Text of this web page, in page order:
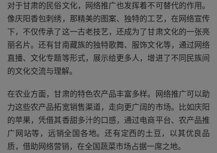
对于甘肃的民俗文化，网络推广也发挥着不可替代的作用。
像庆阳香包刺绣，那精美的图案、独特的工艺，在网络宣传
下，不仅传承了这一古老技艺，还成为了甘肃文化的一张亮
丽名片。还有甘南藏族的独特歌舞、服饰文化等，通过网络
直播、文化专题等形式，展示给更多人，增进了不同民族间
的文化交流与理解。
在农业方面，甘肃的特色农产品丰富多样。网络推广可以助
力这些农产品拓宽销售渠道，走向更广阔的市场。比如庆阳
的苹果，凭借其香甜多汁的口感，通过电商平台、农产品推
广网站等，远销全国各地。还有定西的土豆，以其优良品
质，借助网络营销，在全国蔬菜市场占据一席之地。